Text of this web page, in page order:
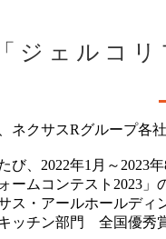
「ジェルコ
ネクサスRグループ各
び、2022年1月～2023
ームコンテスト2023」
ス・アールホールデ
ッチン部門 全国優秀